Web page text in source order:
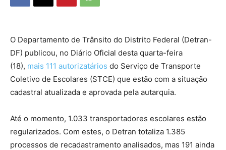
O Departamento de Trânsito do Distrito Federal (Detran-
DF) publicou, no Diário Oficial desta quarta-feira
(18), mais 111 autorizatários do Serviço de Transporte
Coletivo de Escolares (STCE) que estão com a situação
cadastral atualizada e aprovada pela autarquia.
Até o momento, 1.033 transportadores escolares estão
regularizados. Com estes, o Detran totaliza 1.385
processos de recadastramento analisados, mas 191 ainda